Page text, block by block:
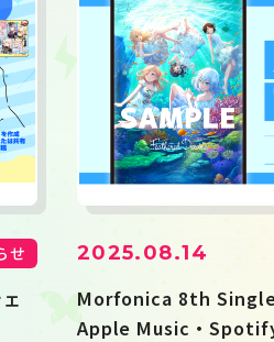
せ 2025.08.14
Morfonica 8th
Apple Music・